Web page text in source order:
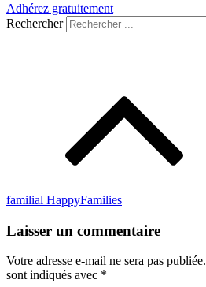
Adhérez gratuitement
Rechercher
familial HappyFamilies
Laisser un commentaire
Votre adresse e-mail ne sera pas publiée.
sont indiqués avec *